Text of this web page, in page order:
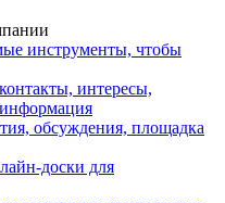
инструменты, чтобы
интересы,
информация
обсуждения, площадка
доски для